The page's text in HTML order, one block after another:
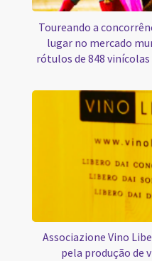
Toureando a
lugar no mercado
rótulos de 848 vinícolas
Associazione Vino
pela produção de